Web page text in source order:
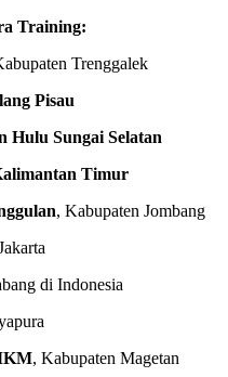
Training:
Trenggalek
Pisau
Hulu Sungai Selatan
Timur
, Kabupaten Jombang
di Indonesia
, Kabupaten Magetan